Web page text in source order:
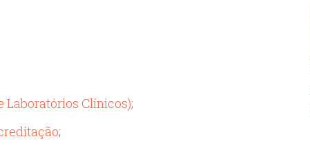
Laboratórios Clínicos);
;